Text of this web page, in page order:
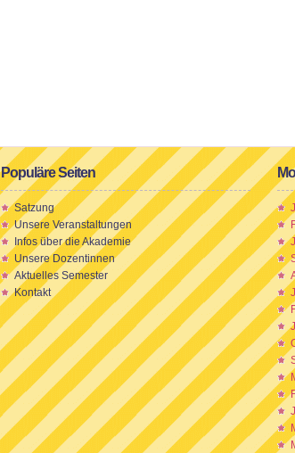
Populäre Seiten
Satzung
Unsere Veranstaltungen
Infos über die Akademie
Unsere Dozentinnen
Aktuelles Semester
Kontakt